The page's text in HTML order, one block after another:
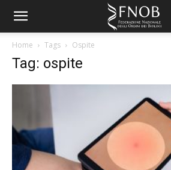
Home Tags Ospite
Tag: ospite